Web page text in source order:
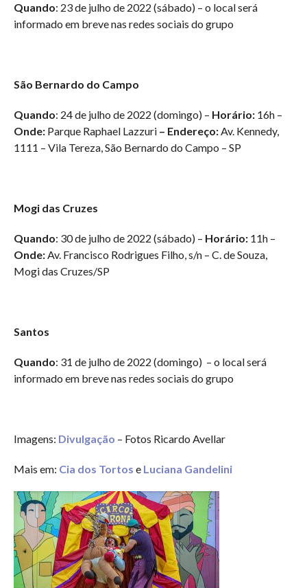
Quando: 23 de julho de 2022 (sábado) – o local será
informado em breve nas redes sociais do grupo
São Bernardo do Campo
Quando: 24 de julho de 2022 (domingo) – Horário:16h –
Onde:Parque Raphael Lazzuri– Endereço:Av. Kennedy,
1111 – Vila Tereza, São Bernardo do Campo – SP
Mogi das Cruzes
Quando: 30 de julho de 2022 (sábado) – Horário:11h –
Onde:Av. Francisco Rodrigues Filho, s/n – C. de Souza,
Mogi das Cruzes/SP
Santos
Quando: 31 de julho de 2022 (domingo) – o local será
informado em breve nas redes sociais do grupo
Imagens: Divulgação – Fotos Ricardo Avellar
Mais em: Cia dos Tortos e Luciana Gandelini